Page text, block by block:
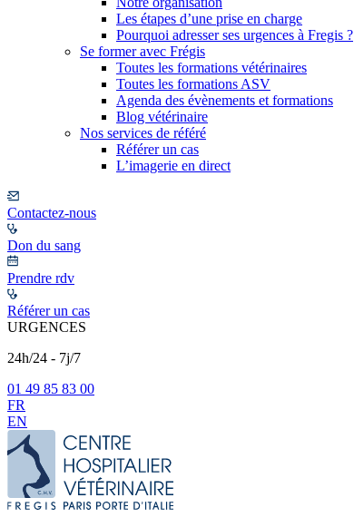
Les étapes d’une prise en charge
Pourquoi adresser ses urgences à Fregis ?
Se former avec Frégis
Toutes les formations vétérinaires
Toutes les formations ASV
Agenda des évènements et formations
Blog vétérinaire
Nos services de référé
Référer un cas
L’imagerie en direct
Contactez-nous
Don du sang
Prendre rdv
Référer un cas
URGENCES
24h/24 - 7j/7
01 49 85 83 00
FR
EN